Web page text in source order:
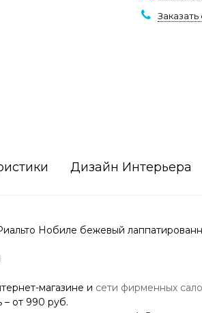
Дизайн Интерьера
Нобиле бежевый
магазине и сети фирменных
– от 990 руб.